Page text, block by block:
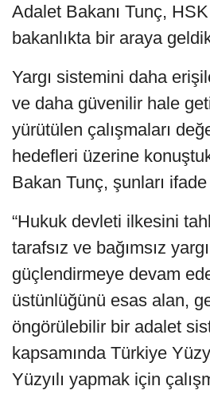
Adalet Bakanı Tunç,
bakanlıkta bir araya
Yargı sistemini daha
ve daha güvenilir hale
yürütülen çalışmaları
hedefleri üzerine
Bakan Tunç, şunları
“Hukuk devleti ilkesini
tarafsız ve bağımsız
güçlendirmeye devam
üstünlüğünü esas alan,
öngörülebilir bir adalet
kapsamında Türkiye
Yüzyılı yapmak için